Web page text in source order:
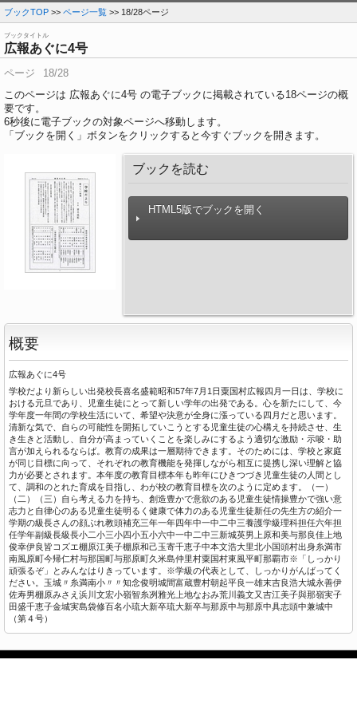
ブックTOP >> ページ一覧 >> 18/28ページ
ブックタイトル
広報あぐに4号
ページ
18/28
このページは 広報あぐに4号 の電子ブックに掲載されている18ページの概
要です。
6秒後に電子ブックの対象ページへ移動します。
「ブックを開く」ボタンをクリックすると今すぐブックを開きます。
ブックを読む
HTML5版でブックを開く
概要
広報あぐに4号
学校だより新らしい出発校長喜名盛範昭和57年7月1日粟国村広報四月一日は、学校に
おける元旦であり、児童生徒にとって新しい学年の出発である。心を新たにして、今
学年度一年間の学校生活にいて、希望や決意が全身に漲っている四月だと思います。
清新な気で、自らの可能性を開拓していこうとする児童生徒の心構えを持続させ、生
き生きと活動し、自分が高まっていくことを楽しみにするよう適切な激励・示唆・助
言が加えられるならば。教育の成果は一層期待できます。そのためには、学校と家庭
が同じ目標に向って、それぞれの教育機能を発揮しながら相互に提携し深い理解と協
力が必要とされます。本年度の教育目標本年も昨年にひきつづき児童生徒の人間とし
て、調和のとれた育成を目指し、わが校の教育目標を次のように定めます。（一）
（二）（三）自ら考える力を持ち、創造豊かで意欲のある児童生徒情操豊かで強い意
志力と自律心のある児童生徒明るく健康で体力のある児童生徒新任の先生方の紹介一
学期の級長さんの顔ぶれ教頭補充三年一年四年中一中二中三養護学級理科担任六年担
任学年副級長級長小二小三小四小五小六中一中二中三新城英男上原和美与那良佳上地
俊幸伊良皆コズエ棚原江美子棚原和己玉寄千恵子中本文浩大里北小国頭村出身糸満市
南風原町今帰仁村与那国町与那原町久米島仲里村粟国村東風平町那覇市※「しっかり
頑張るぞ」とみんなはりきっています。※学級の代表として、しっかりがんばってく
ださい。玉城〃糸満南小〃〃知念俊明城間富蔵豊村朝起平良一雄末吉良浩大城永善伊
佐寿男棚原みさえ浜川文宏小嶺智糸冽雅光上地なおみ荒川義文又吉江美子與那嶺実子
田盛千恵子金城実島袋修百名小琉大新卒琉大新卒与那原中与那原中具志頭中兼城中
（第４号）